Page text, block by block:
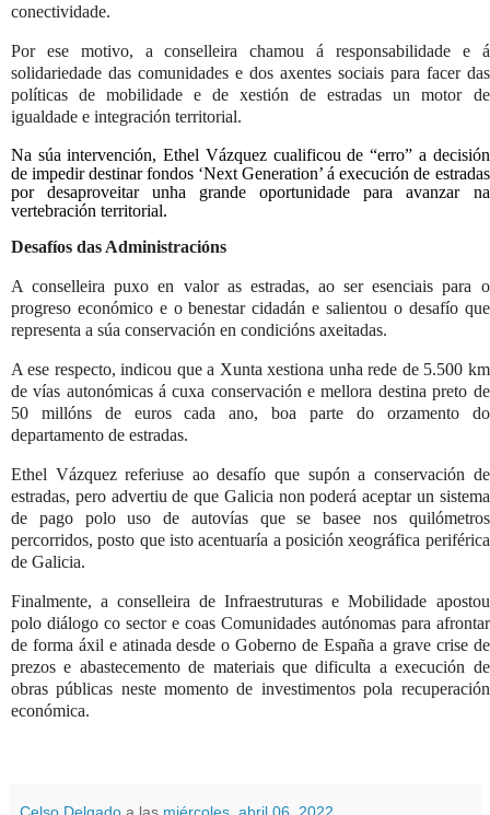
conectividade.
Por ese motivo, a conselleira chamou á responsabilidade e á
solidariedade das comunidades e dos axentes sociais para facer das
políticas de mobilidade e de xestión de estradas un motor de
igualdade e integración territorial.
Na súa intervención, Ethel Vázquez cualificou de “erro” a decisión
de impedir destinar fondos ‘Next Generation’ á execución de estradas
por desaproveitar unha grande oportunidade para avanzar na
vertebración territorial.
Desafíos das Administracións
A conselleira puxo en valor as estradas, ao ser esenciais para o
progreso económico e o benestar cidadán e salientou o desafío que
representa a súa conservación en condicións axeitadas.
A ese respecto, indicou que a Xunta xestiona unha rede de 5.500 km
de vías autonómicas á cuxa conservación e mellora destina preto de
50 millóns de euros cada ano, boa parte do orzamento do
departamento de estradas.
Ethel Vázquez referiuse ao desafío que supón a conservación de
estradas, pero advertiu de que Galicia non poderá aceptar un sistema
de pago polo uso de autovías que se basee nos quilómetros
percorridos, posto que isto acentuaría a posición xeográfica periférica
de Galicia.
Finalmente, a conselleira de Infraestruturas e Mobilidade apostou
polo diálogo co sector e coas Comunidades autónomas para afrontar
de forma áxil e atinada desde o Goberno de España a grave crise de
prezos e abastecemento de materiais que dificulta a execución de
obras públicas neste momento de investimentos pola recuperación
económica.
Celso Delgado a las miércoles, abril 06, 2022